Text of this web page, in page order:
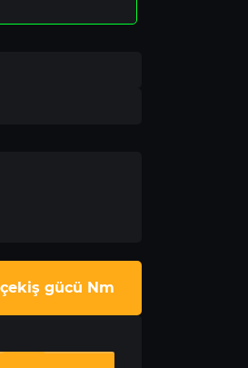
gücü Nm